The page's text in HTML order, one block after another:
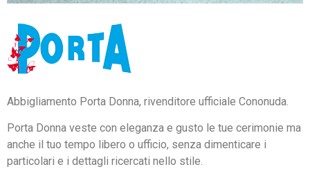
Abbigliamento Porta Donna, rivenditore ufficiale Cononuda.
Porta Donna veste con eleganza e gusto le tue cerimonie ma
anche il tuo tempo libero o ufficio, senza dimenticare i
particolari e i dettagli ricercati nello stile.